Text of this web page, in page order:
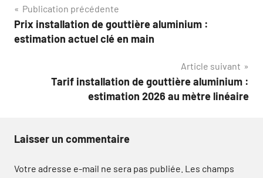
Navigation
de
Publication précédente
Prix installation de gouttière aluminium :
estimation actuel clé en main
Article suivant
Tarif installation de gouttière aluminium :
estimation 2026 au mètre linéaire
Laisser un commentaire
Votre adresse e-mail ne sera pas publiée. Les champs